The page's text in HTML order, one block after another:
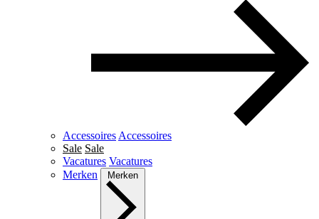
Accessoires Accessoires
Sale Sale
Vacatures Vacatures
Merken
Merken